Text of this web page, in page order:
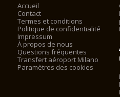
Accueil
Contact
Termes et conditions
Politique de confidentialité
Impressum
À propos de nous
Questions fréquentes
Transfert aéroport Milano
Paramètres des cookies